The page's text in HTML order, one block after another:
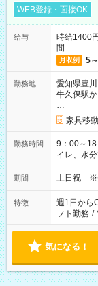
WEB登録・面接OK
給与
時給1400
間
月収例 5
勤務地
愛知県豊
牛久保駅
…
家具移
勤務時間
9：00～18：00（実働
イレ、水
期間 土日祝 ※
特徴 週1日から
フト勤務 /
気になる！